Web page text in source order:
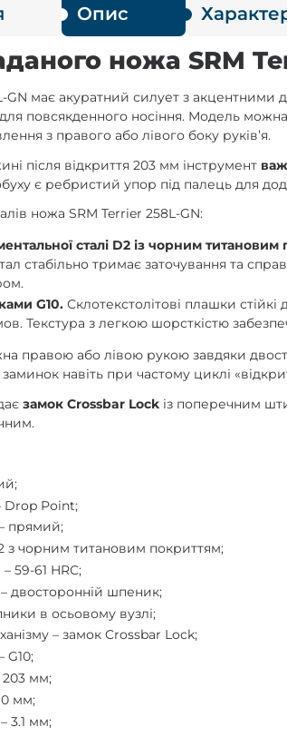
Опис
ножа SRM
GN має акуратний силует з акцентними
повсякденного носіння. Модель
з правого або лівого боку руківʼя.
після відкриття 203 мм інструмент
є ребристий упор під палець для
ножа SRM Terrier 258L-GN:
сталі D2 із чорним титановим
стабільно тримає заточування та
G10. Склотекстолітові плашки
Текстура з легкою шорсткістю
правою або лівою рукою завдяки
навіть при частому циклі
замок Crossbar Lock із поперечним
Drop Point;
прямий;
з чорним титановим покриттям;
59-61 HRC;
– двосторонній шпеник;
в осьовому вузлі;
– замок Crossbar Lock;
G10;
мм;
мм;
3.1 мм;